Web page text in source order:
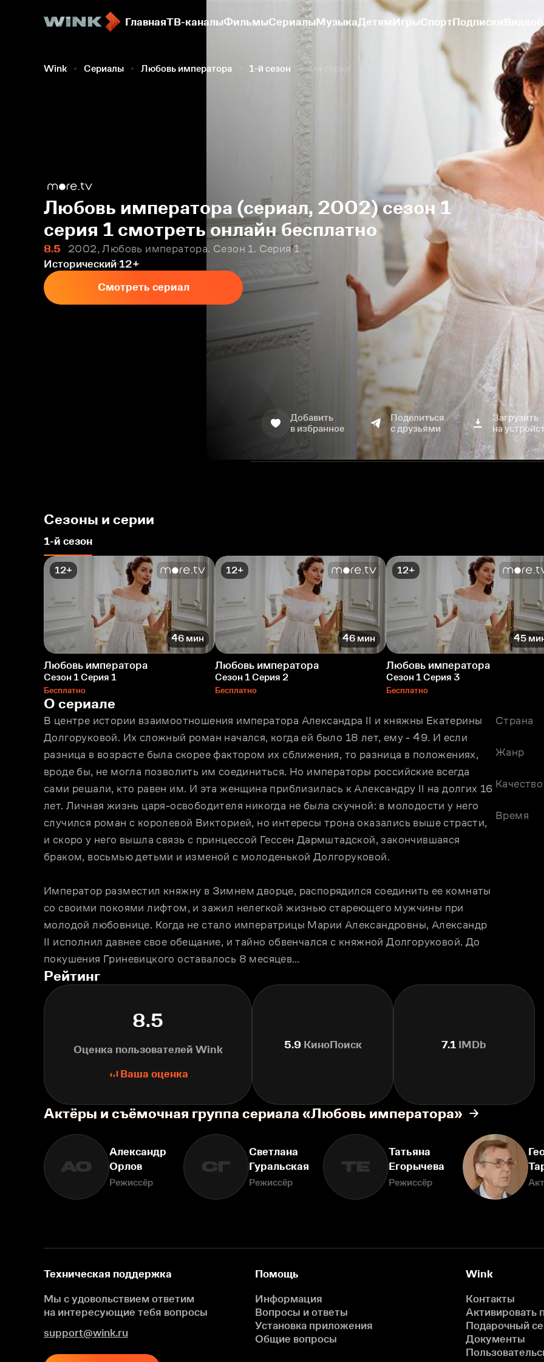
ГлавнаяТВ-каналыФильмыСериалыМузыкаДетям ИгрыСпортПодписки
Wink Сериалы Любовь императора 1-й сезон 1-я серия
Любовь императора (сериал, 2002) сезон 1
серия 1 смотреть онлайн бесплатно
8.5
2002, Любовь императора. Сезон 1. Серия 1
Исторический 12+
Смотреть сериал
Добавить
в избранное
Поделиться
с друзьями
Загрузить
на
Сезоны и серии
1-й сезон
12+
46 мин
Любовь императора
Сезон 1 Серия 1
Бесплатно
12+
46 мин
Любовь императора
Сезон 1 Серия 2
Бесплатно
12+
45
Любовь императора
Сезон 1 Серия 3
Бесплатно
О сериале
В центре истории взаимоотношения императора Александра II и княжны Екатерины
Долгоруковой. Их сложный роман начался, когда ей было 18 лет, ему - 49. И если
разница в возрасте была скорее фактором их сближения, то разница в положениях,
вроде бы, не могла позволить им соединиться. Но императоры российские всегда
сами решали, кто равен им. И эта женщина приблизилась к Александру II на долгих 16
лет. Личная жизнь царя-освободителя никогда не была скучной: в молодости у него
случился роман с королевой Викторией, но интересы трона оказались выше страсти,
и скоро у него вышла связь с принцессой Гессен Дармштадской, закончившаяся
браком, восьмью детьми и изменой с молоденькой Долгоруковой.
Император разместил княжну в Зимнем дворце, распорядился соединить ее комнаты
со своими покоями лифтом, и зажил нелегкой жизнью стареющего мужчины при
молодой любовнице. Когда не стало императрицы Марии Александровны, Александр
II исполнил давнее свое обещание, и тайно обвенчался с княжной Долгоруковой. До
покушения Гриневицкого оставалось 8 месяцев…
Страна
Жанр
Качество
Время
Рейтинг
8.5
Оценка пользователей Wink
Ваша оценка
5.9КиноПоиск 7.1 IMDb
Актёры и съёмочная группа сериала «Любовь императора»
АО
Александр
Орлов
Режиссёр
СГ
Светлана
Гуральская
Режиссёр
ТЕ
Татьяна
Егорычева
Режиссёр
Техническая поддержка
Мы с удовольствием ответим
на интересующие тебя вопросы
support@wink.ru
Помощь
Информация
Вопросы и ответы
Установка приложения
Общие вопросы
Wink
Контакты
Активировать
Подарочный
Документы